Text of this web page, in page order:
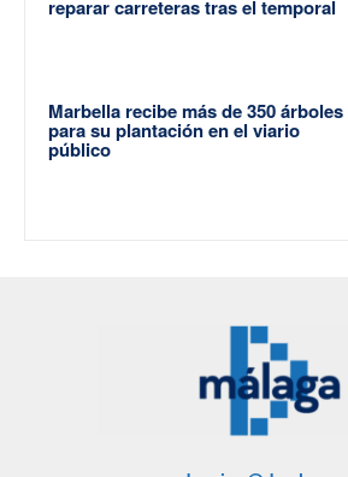
reparar carreteras tras el temporal
Marbella recibe más de 350 árboles
para su plantación en el viario
público